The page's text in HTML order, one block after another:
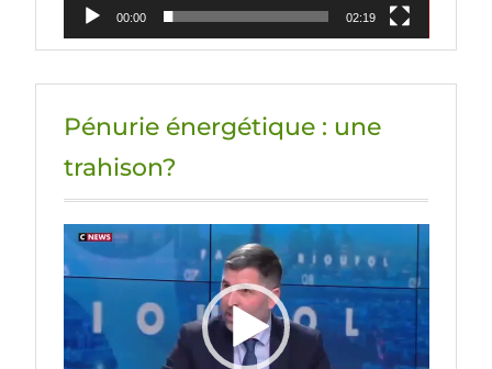
00:00 02:19
Pénurie énergétique : une
trahison?
Lecteur
vidéo